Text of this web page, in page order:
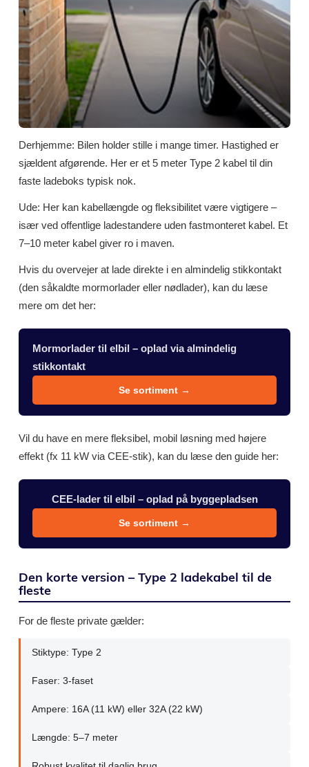
Derhjemme: Bilen holder stille i mange timer. Hastighed er
sjældent afgørende. Her er et 5 meter Type 2 kabel til din
faste ladeboks typisk nok.
Ude: Her kan kabellængde og fleksibilitet være vigtigere –
især ved offentlige ladestandere uden fastmonteret kabel. Et
7–10 meter kabel giver ro i maven.
Hvis du overvejer at lade direkte i en almindelig stikkontakt
(den såkaldte mormorlader eller nødlader), kan du læse
mere om det her:
Mormorlader til elbil – oplad via almindelig
stikkontakt
Se sortiment →
Vil du have en mere fleksibel, mobil løsning med højere
effekt (fx 11 kW via CEE-stik), kan du læse den guide her:
CEE-lader til elbil – oplad på byggepladsen
Se sortiment →
Den korte version – Type 2 ladekabel til de
fleste
For de fleste private gælder:
Stiktype: Type 2
Faser: 3-faset
Ampere: 16A (11 kW) eller 32A (22 kW)
Længde: 5–7 meter